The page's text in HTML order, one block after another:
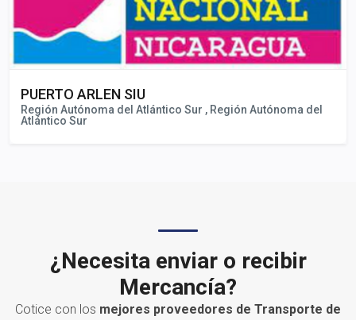
PUERTO ARLEN SIU
Región Autónoma del Atlántico Sur , Región Autónoma del
Atlántico Sur
¿Necesita enviar o recibir
Mercancía?
Cotice con los mejores proveedores de Transporte de